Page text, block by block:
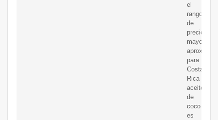
el
rango
de
precios
mayoristas
para
Costa
Rica
aceite
de
coco
es